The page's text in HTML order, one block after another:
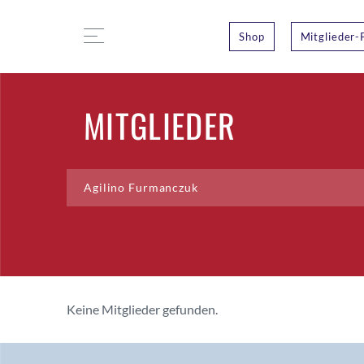
Shop Mitglieder-
MITGLIEDER
Keine Mitglieder gefunden.